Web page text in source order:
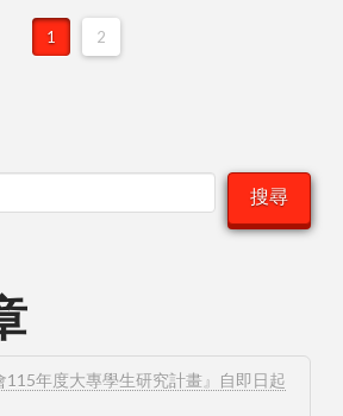
1 2
搜尋
115年度大專學生研究計畫』自即日起